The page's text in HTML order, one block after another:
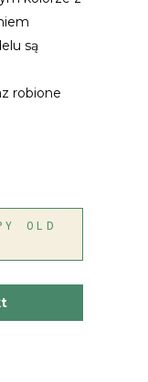
są
robione
OLD